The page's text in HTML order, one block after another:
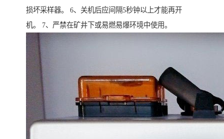
损坏采样器。 6、关机后应间隔5秒钟以上才能再开
机。 7、严禁在矿井下或易燃易爆环境中使用。